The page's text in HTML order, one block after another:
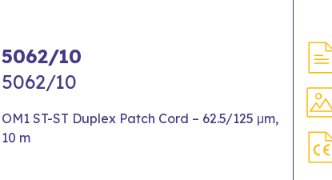
5062/10
5062/10
OM1 ST-ST Duplex Patch Cord – 62.5/125 μm,
10 m